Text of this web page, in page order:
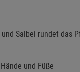
Salbei rundet das
und Füße